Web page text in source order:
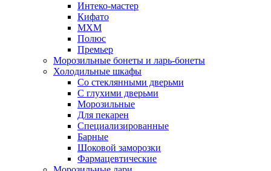
Интеко-мастер
Кифато
МХМ
Полюс
Премьер
Морозильные бонеты и ларь-бонеты
Холодильные шкафы
Со стеклянными дверьми
С глухими дверьми
Морозильные
Для пекарен
Специализированные
Барные
Шоковой заморозки
Фармацевтические